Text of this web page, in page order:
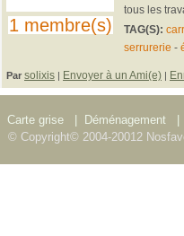
1 membre(s)
tous les
TAG(S):
serrurerie -
Par solixis | Envoyer à un Ami(e) |
Carte grise Déménagement
© Copyright© 2004-20012